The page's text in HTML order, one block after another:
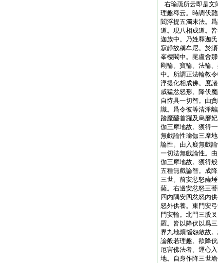
右瑜疏所云即是文
理趣釋云。時調伏
閻浮提五濁末法。
道。現八相成道。
迦族中。乃姓釋迦
寂靜故稱牟尼。於
峯樓閣中。毘盧舍
剛輪。寶輪。法輪
中。所謂正法輪教
浮提化相成佛。度
威猛忿怒形。降伏
自恃具一切智。由
識。爲令彼等清淨
踏魔醯首羅及烏磨
伽三摩地故。獲得
無戯論性瑜伽三摩
論性。由入癡無戲
一切法無戲論性。
伽三摩地故。獲得
五種無戲論智。成
三世。前安忿怒薩
薩。右邊安忿怒王
四内隅安四忿怒内
怒外供養。東門安
門安輪。北門三股
羅。皆以降伏以爲
界九地煩惱怨敵故
論般若理趣。欲降
厄害佛法者。運心
地。自身作降三世